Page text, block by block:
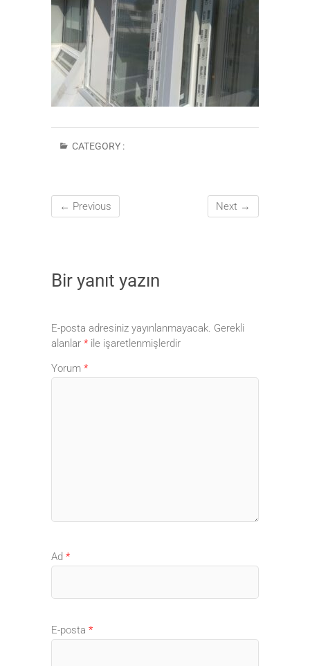
CATEGORY :
← Previous Next →
Bir yanıt yazın
E-posta adresiniz yayınlanmayacak. Gerekli
alanlar * ile işaretlenmişlerdir
Yorum *
Ad *
E-posta *